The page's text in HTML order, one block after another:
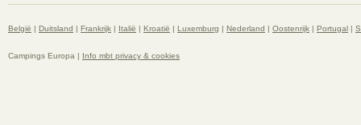
België | Duitsland | Frankrijk | Italië | Kroatië | Luxemburg | Nederland | Oostenrijk | Portugal |
Campings Europa | Info mbt privacy & cookies